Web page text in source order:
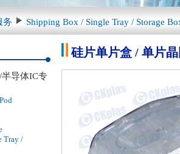
务 Shipping Box / Single Tray / Storage
导体IC专
Tray /
硅片单片盒 / 单片